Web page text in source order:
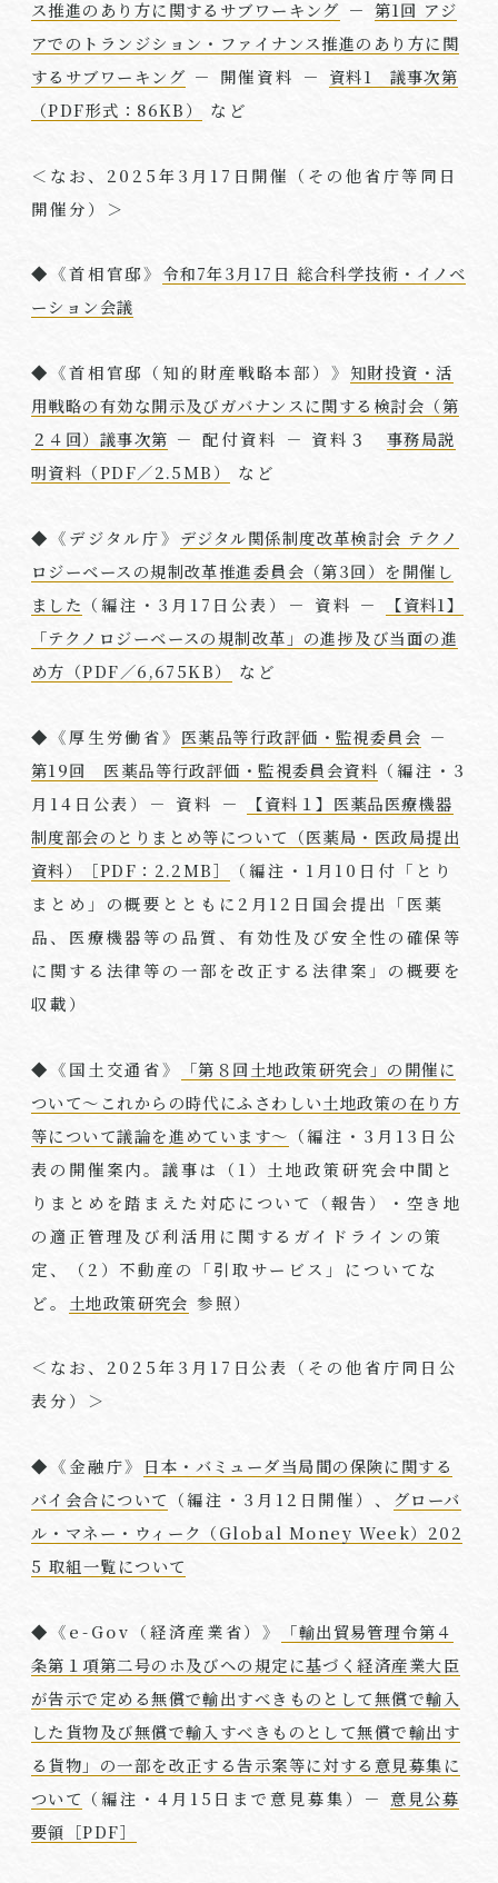
ス推進のあり方に関するサブワーキング － 第1回 アジ
アでのトランジション・ファイナンス推進のあり方に関
するサブワーキング－ 開催資料 － 資料1 議事次第
（PDF形式：86KB）
など
＜なお、 2025年3 月 17 日開催（その他省庁等同日
開催分）＞
◆《首相官邸》令和7年3月17日 総合科学技術・イノベ
ーション会議
◆《首相官邸（知的財産戦略本部）》 知財投資・活
用戦略の有効な開示及びガバナンスに関する検討会（第
２４回）議事次第 － 配付資料 － 資料３ 事務局説
明資料（PDF／2.5MB）
など
◆《デジタル庁》 デジタル関係制度改革検討会 テクノ
ロジーベースの規制改革推進委員会（第3回）を開催し
ました （編注・ 3 月 17 日公表）－ 資料 －
【資料1】
「テクノロジーベースの規制改革」の進捗及び当面の進
め方（PDF／6,675KB）
など
◆《厚生労働省》 医薬品等行政評価・監視委員会 －
第19回 医薬品等行政評価・監視委員会資料 （編注・ 3
月 14 日公表）－ 資料 －
【資料１】医薬品医療機器
制度部会のとりまとめ等について（医薬局・医政局提出
資料）［PDF：2.2MB］
（編注・ 1 月 10 日付「とり
まとめ」の概要とともに 2 月 12 日国会提出「医薬
品、医療機器等の品質、有効性及び安全性の確保等
に関する法律等の一部を改正する法律案」の概要を
収載）
◆《国土交通省》
「第８回土地政策研究会」の開催に
ついて～これからの時代にふさわしい土地政策の在り方
等について議論を進めています～ （編注・ 3 月 13 日公
表の開催案内。議事は（ 1 ）土地政策研究会中間と
りまとめを踏まえた対応について（報告）・空き地
の適正管理及び利活用に関するガイドラインの策
定、（ 2 ）不動産の「引取サービス」についてな
ど。 土地政策研究会 参照）
＜なお、 2025年3 月 17 日公表（その他省庁同日公
表分）＞
◆《金融庁》 日本・バミューダ当局間の保険に関する
バイ会合について （編注・ 3 月 12 日開催）、 グローバ
ル・マネー・ウィーク（Global Money Week）202
5 取組一覧について
◆《e-Gov （経済産業省）》
「輸出貿易管理令第４
条第１項第二号のホ及びヘの規定に基づく経済産業大臣
が告示で定める無償で輸出すべきものとして無償で輸入
した貨物及び無償で輸入すべきものとして無償で輸出す
る貨物」の一部を改正する告示案等に対する意見募集に
ついて （編注・ 4 月 15 日まで意見募集）－意見公募
要領［PDF］